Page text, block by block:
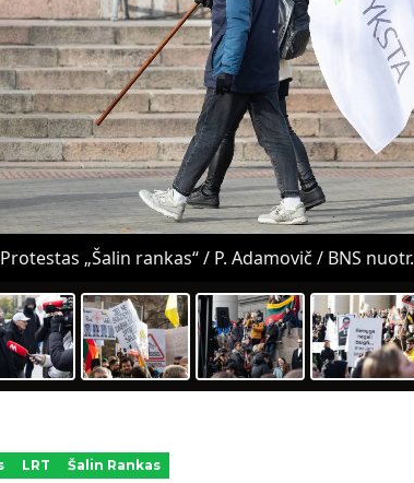
Protestas „Šalin rankas“ / P. Adamovič / BNS nuotr.
LRT Šalin Rankas